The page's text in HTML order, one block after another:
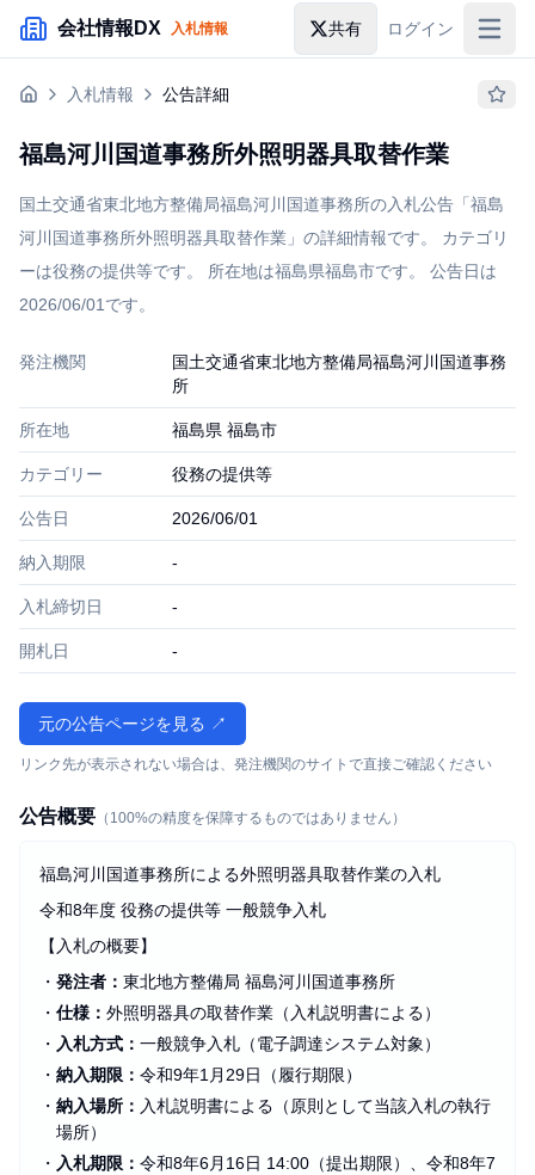
メインコンテンツにスキップ
会社情報DX 入札情報 共有 ログイン
入札情報
企業検索
入札情報 公告詳細
福島河川国道事務所外照明器具取替作業
国土交通省東北地方整備局福島河川国道事務所の入札公告「福島
河川国道事務所外照明器具取替作業」の詳細情報です。 カテゴリ
ーは役務の提供等です。 所在地は福島県福島市です。 公告日は
2026/06/01です。
発注機関
国土交通省東北地方整備局福島河川国道事務
所
所在地 福島県 福島市
カテゴリー 役務の提供等
公告日 2026/06/01
納入期限 -
入札締切日 -
開札日 -
元の公告ページを見る ↗
リンク先が表示されない場合は、発注機関のサイトで直接ご確認ください
公告概要 （100%の精度を保障するものではありません）
福島河川国道事務所による外照明器具取替作業の入札
令和8年度 役務の提供等 一般競争入札
【入札の概要】
・ 発注者： 東北地方整備局 福島河川国道事務所
・ 仕様： 外照明器具の取替作業（入札説明書による）
・ 入札方式： 一般競争入札（電子調達システム対象）
・ 納入期限： 令和9年1月29日（履行期限）
・ 納入場所： 入札説明書による（原則として当該入札の執行
場所）
・ 入札期限： 令和8年6月16日 14:00（提出期限）、令和8年7